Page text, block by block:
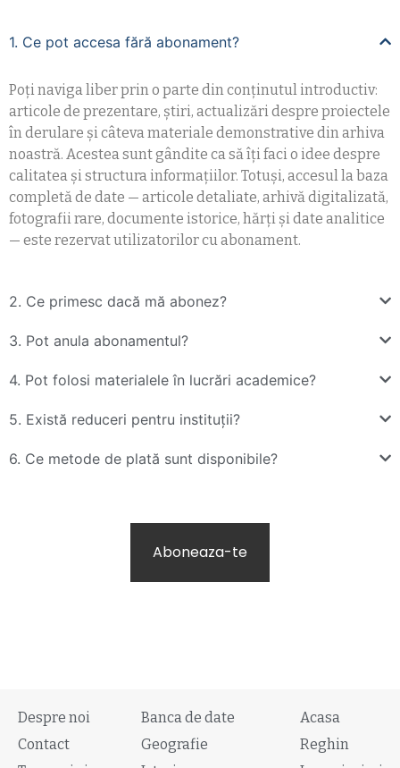
1. Ce pot accesa fără abonament?
Poți naviga liber prin o parte din conținutul introductiv:
articole de prezentare, știri, actualizări despre proiectele
în derulare și câteva materiale demonstrative din arhiva
noastră. Acestea sunt gândite ca să îți faci o idee despre
calitatea și structura informațiilor. Totuși, accesul la baza
completă de date — articole detaliate, arhivă digitalizată,
fotografii rare, documente istorice, hărți și date analitice
— este rezervat utilizatorilor cu abonament.
2. Ce primesc dacă mă abonez?
3. Pot anula abonamentul?
4. Pot folosi materialele în lucrări academice?
5. Există reduceri pentru instituții?
6. Ce metode de plată sunt disponibile?
Aboneaza-te
Despre noi
Contact
Banca de date
Geografie
Acasa
Reghin